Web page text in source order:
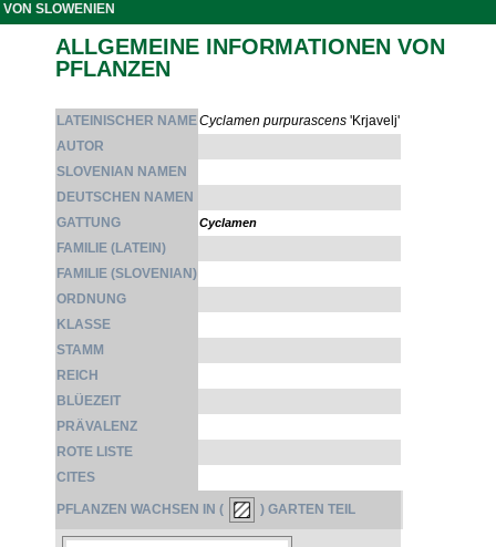
VON SLOWENIEN
ALLGEMEINE INFORMATIONEN VON
PFLANZEN
LATEINISCHER NAMECyclamen purpurascens 'Krjavelj'
AUTOR
SLOVENIAN NAMEN
DEUTSCHEN NAMEN
GATTUNG
Cyclamen
FAMILIE (LATEIN)
FAMILIE (SLOVENIAN)
ORDNUNG
KLASSE
STAMM
REICH
BLÜEZEIT
PRÄVALENZ
ROTE LISTE
CITES
PFLANZEN WACHSEN IN ( ) GARTEN TEIL